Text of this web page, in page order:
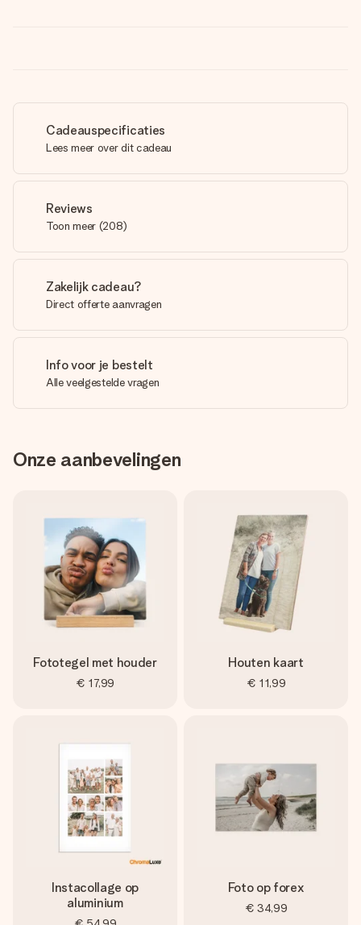
Cadeauspecificaties
Lees meer over dit cadeau
Reviews
Toon meer (208)
Zakelijk cadeau?
Direct offerte aanvragen
Info voor je bestelt
Alle veelgestelde vragen
Onze aanbevelingen
Fototegel met houder
€ 17,99
Houten kaart
€ 11,99
Instacollage op
aluminium
Foto op forex
€ 34,99